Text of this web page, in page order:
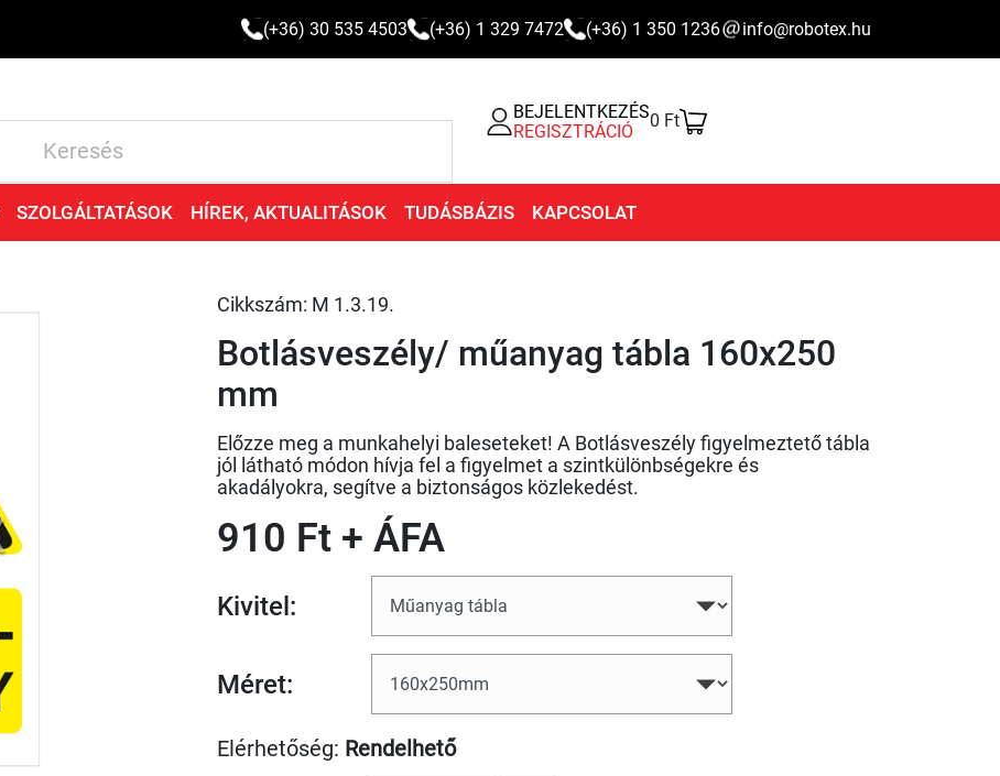
(+36) 30 535 4503 (+36) 1 329 7472 (+36) 1 350 1236 info@robotex.hu
BEJELENTKEZÉS
REGISZTRÁCIÓ
0 Ft
SZOLGÁLTATÁSOK HÍREK, AKTUALITÁSOK TUDÁSBÁZIS KAPCSOLAT
Cikkszám: M 1.3.19.
Botlásveszély/ műanyag tábla 160x250
mm
Előzze meg a munkahelyi baleseteket! A Botlásveszély figyelmeztető tábla
jól látható módon hívja fel a figyelmet a szintkülönbségekre és
akadályokra, segítve a biztonságos közlekedést.
910 Ft + ÁFA
Kivitel:
Méret:
Elérhetőség: Rendelhető